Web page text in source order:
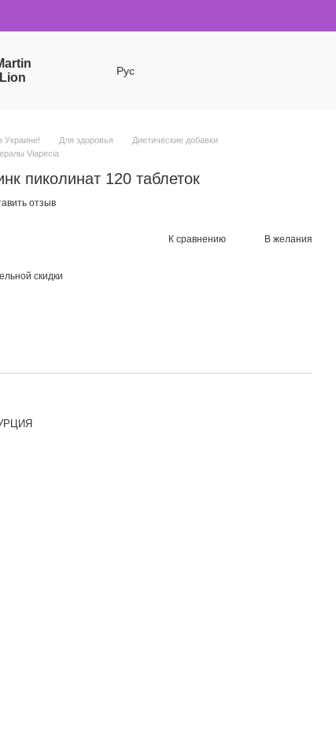
Lion
Рус
Украине! Для здоровья
Диетические добавки
Viapecia
пиколинат 120 таблеток
отзыв
К сравнению В желания
скидки